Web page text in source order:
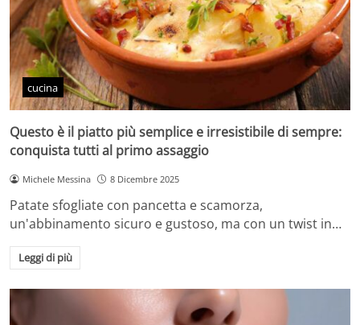
cucina
Questo è il piatto più semplice e irresistibile di sempre:
conquista tutti al primo assaggio
Michele Messina 8 Dicembre 2025
Patate sfogliate con pancetta e scamorza,
un'abbinamento sicuro e gustoso, ma con un twist in…
Leggi di più